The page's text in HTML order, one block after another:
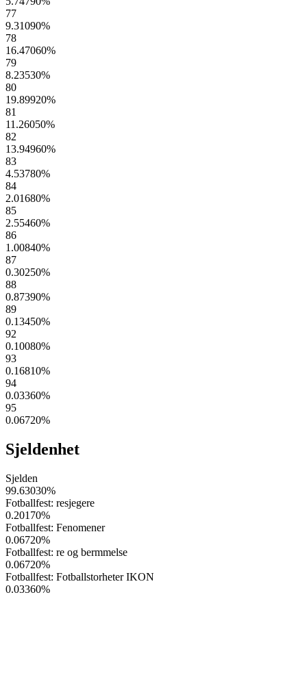
77
9.31090%
78
16.47060%
79
8.23530%
80
19.89920%
81
11.26050%
82
13.94960%
83
4.53780%
84
2.01680%
85
2.55460%
86
1.00840%
87
0.30250%
88
0.87390%
89
0.13450%
92
0.10080%
93
0.16810%
94
0.03360%
95
0.06720%
Sjeldenhet
Sjelden
99.63030%
Fotballfest: resjegere
0.20170%
Fotballfest: Fenomener
0.06720%
Fotballfest: re og bermmelse
0.06720%
Fotballfest: Fotballstorheter IKON
0.03360%